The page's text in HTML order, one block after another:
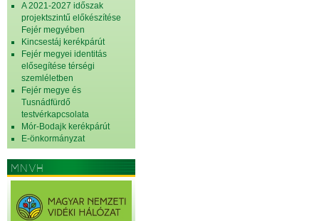
A 2021-2027 időszak
projektszintű előkészítése
Fejér megyében
Kincsestáj kerékpárút
Fejér megyei identitás
elősegítése térségi
szemléletben
Fejér megye és
Tusnádfürdő
testvérkapcsolata
Mór-Bodajk kerékpárút
E-önkormányzat
MNVH